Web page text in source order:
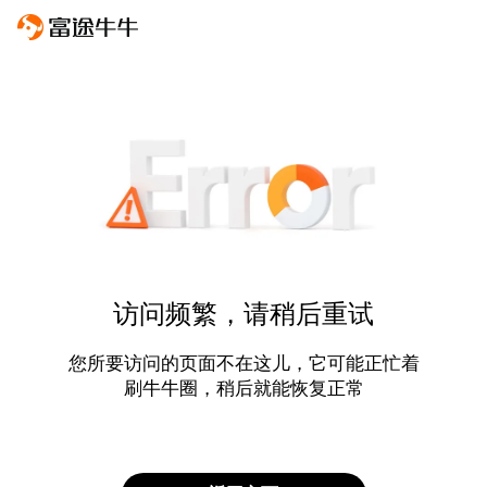
访问频繁，请稍后重试
您所要访问的页面不在这儿，它可能正忙着
刷牛牛圈，稍后就能恢复正常